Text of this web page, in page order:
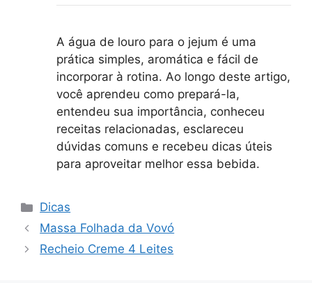
A água de louro para o jejum é uma
prática simples, aromática e fácil de
incorporar à rotina. Ao longo deste artigo,
você aprendeu como prepará-la,
entendeu sua importância, conheceu
receitas relacionadas, esclareceu
dúvidas comuns e recebeu dicas úteis
para aproveitar melhor essa bebida.
Categorias
Dicas
Massa Folhada da Vovó
Recheio Creme 4 Leites